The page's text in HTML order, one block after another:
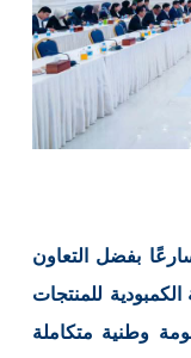
بفضل التعاون
للمنتجات
وطنية متكاملة